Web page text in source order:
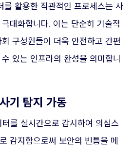
를 활용한 직관적인 프로세스는 사
대화합니다. 이는 단순히 기술적
구성원들이 더욱 안전하고 간편
있는 인프라의 완성을 의미합니
기 탐지 가동
를 실시간으로 감시하여 의심스
감지함으로써 보안의 빈틈을 메